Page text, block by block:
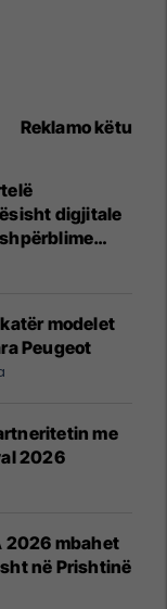
Reklamo këtu
digjitale
modelet
Peugeot
me
2026
2026 mbahet
në Prishtinë